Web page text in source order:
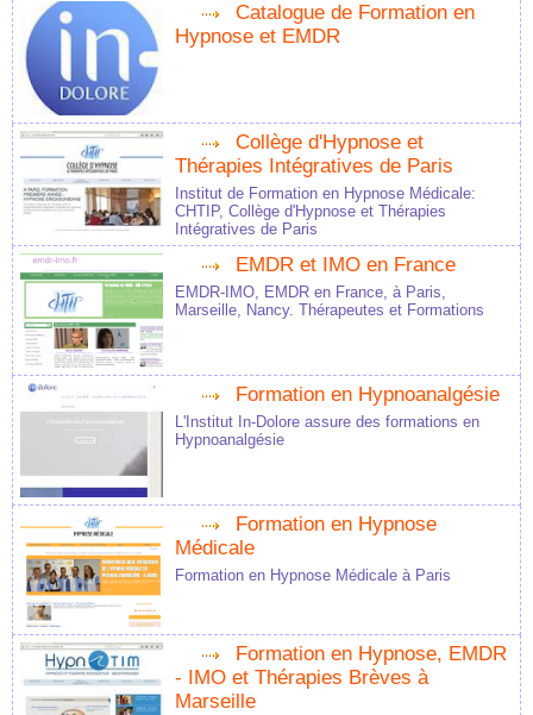
Catalogue de Formation en
Hypnose et EMDR
Collège d'Hypnose et
Thérapies Intégratives de Paris
Institut de Formation en Hypnose Médicale:
CHTIP, Collège d'Hypnose et Thérapies
Intégratives de Paris
EMDR et IMO en France
EMDR-IMO, EMDR en France, à Paris,
Marseille, Nancy. Thérapeutes et Formations
Formation en Hypnoanalgésie
L'Institut In-Dolore assure des formations en
Hypnoanalgésie
Formation en Hypnose
Médicale
Formation en Hypnose Médicale à Paris
Formation en Hypnose, EMDR
- IMO et Thérapies Brèves à
Marseille